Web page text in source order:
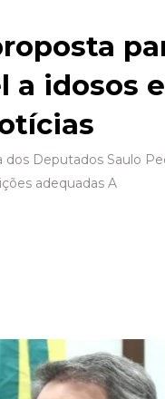
a idosos
dos Deputados Saulo
adequadas A